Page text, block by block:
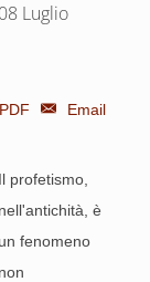
Luglio
PDF Email
Il profetismo,
nell'antichità, è
un fenomeno
non